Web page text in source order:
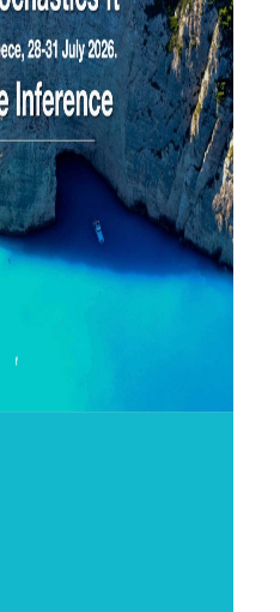
ΚΑΙ
ΚΑΙ ΕΦΑΡΜΟΓΩΝ
ΨΥΧΙΚΗΣ ΥΓΕΙΑΣ
ΑΝΤΩΝΙΑΔΟΥ
ΚΑΙ ΤΕΧΝΟΛΟΓΙΑΣ ΤΗΣ